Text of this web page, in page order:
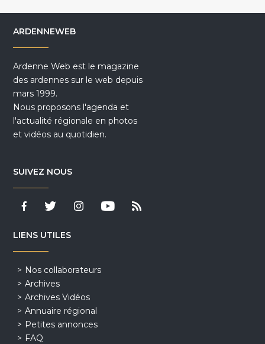
ARDENNEWEB
Ardenne Web est le magazine
des ardennes sur le web depuis
mars 1999.
Nous proposons l'agenda et
l'actualité régionale en photos
et vidéos au quotidien.
SUIVEZ NOUS
LIENS UTILES
Nos collaborateurs
Archives
Archives Vidéos
Annuaire régional
Petites annonces
FAQ